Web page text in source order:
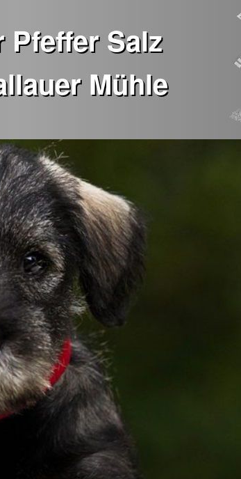
Pfeffer Salz
Mühle